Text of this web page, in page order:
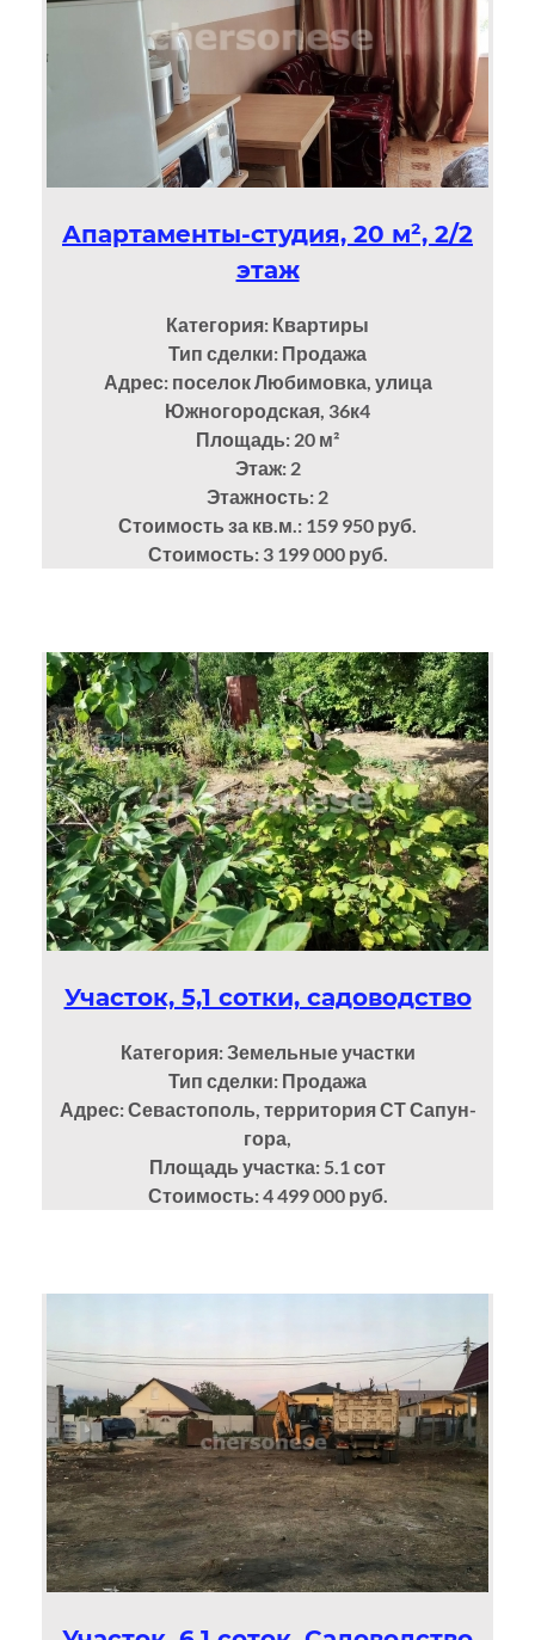
Апартаменты-студия, 20 м², 2/2
этаж
Категория: Квартиры
Тип сделки: Продажа
Адрес: поселок Любимовка, улица
Южногородская, 36к4
Площадь: 20 м²
Этаж: 2
Этажность: 2
Стоимость за кв.м.: 159 950 руб.
Стоимость: 3 199 000 руб.
Участок, 5,1 сотки, садоводство
Категория: Земельные участки
Тип сделки: Продажа
Адрес: Севастополь, территория СТ Сапун-
гора,
Площадь участка: 5.1 сот
Стоимость: 4 499 000 руб.